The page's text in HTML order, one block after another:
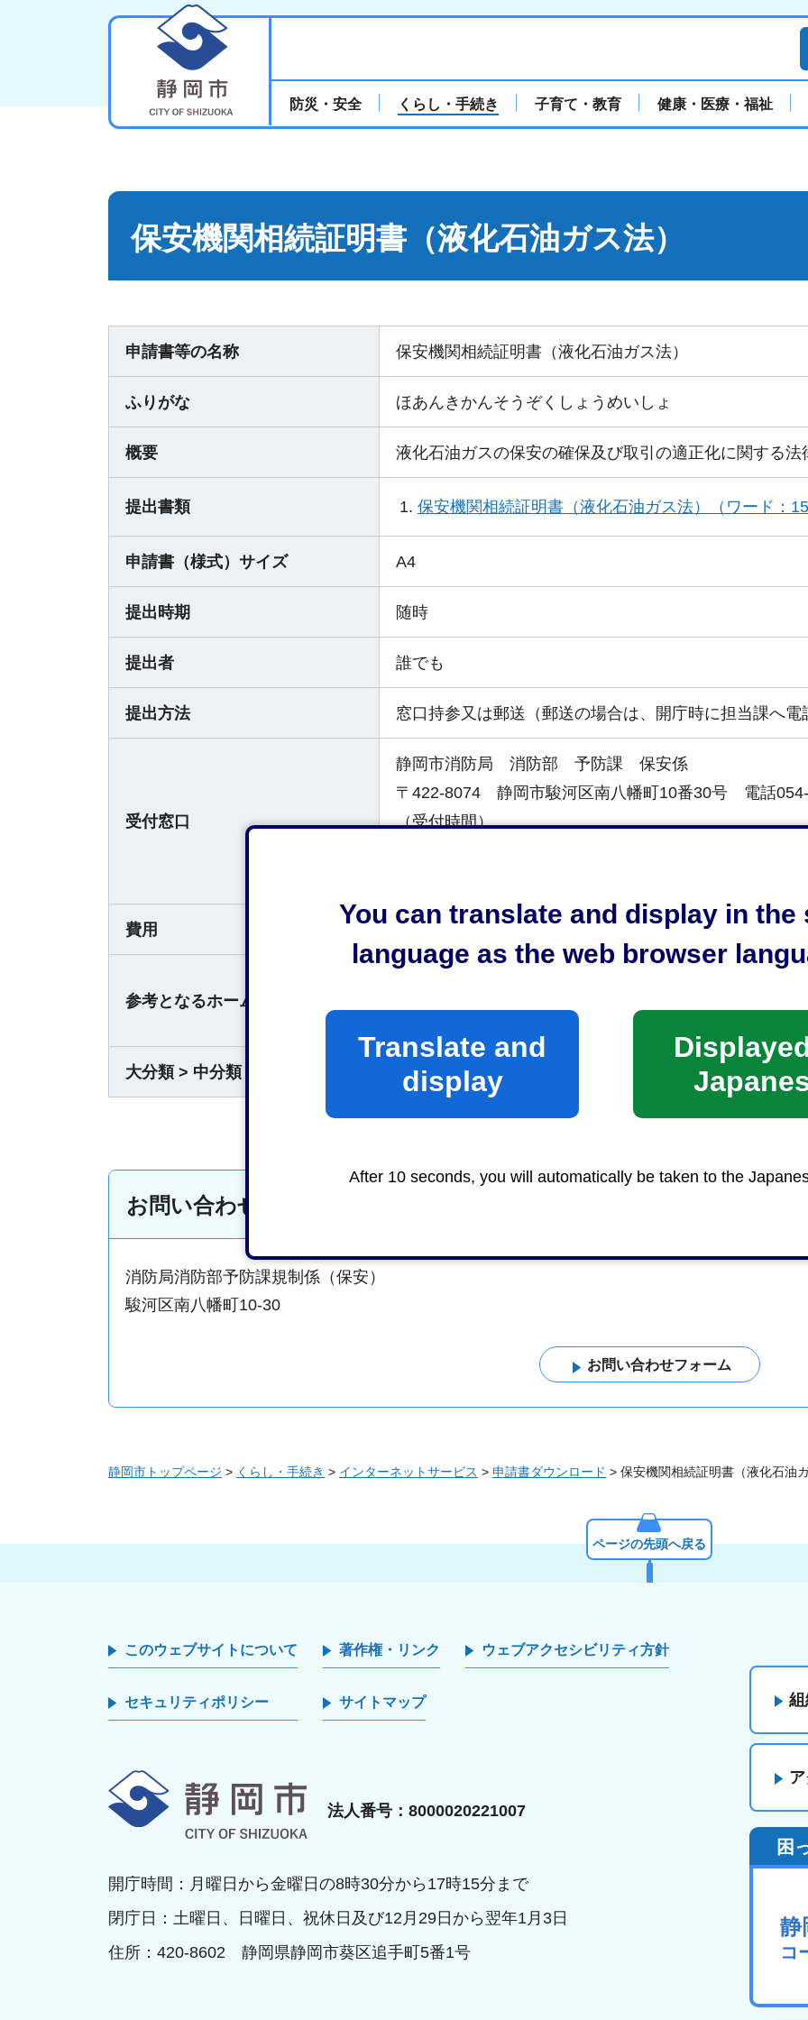
You can translate and display in the
language as the web browser
Translate and
display
After 10 seconds, you will automatically be taken to the
防災・安全 くらし・手続き 子育て・教育 健康・医療・福祉
保安機関相続証明書（液化石油ガス法）
申請書等の名称 保安機関相続証明書（液化石油ガス法）
ふりがな ほあんきかんそうぞくしょうめいしょ
概要 液化石油ガスの保安の確保及び取引の適正化に関する
提出書類 保安機関相続証明書（液化石油ガス法）（ワード：
申請書（様式）サイズ A4
提出時期 随時
提出者 誰でも
提出方法 窓口持参又は郵送（郵送の場合は、開庁時に担当課へ電
受付窓口
静岡市消防局 消防部 予防課 保安係
〒422-8074 静岡市駿河区南⼋幡町10番30号 電話
（受付時間）
費用 内容によって⼿数料が係る場合があります。
参考となるホームページ
静岡県危機管理部消防保安課(外部サイトへリンク)
大分類 > 中分類 消防・防災＞
お問い合わせ
消防局消防部予防課規制係（保安）
駿河区南八幡町10-30
静岡市トップページ > くらし・手続き > インターネットサービス > 申請書ダウンロード > 保安機関相続証明書（液化石油
ページの先頭へ戻る
このウェブサイトについて 著作権・リンク ウェブアクセシビリティ方針
セキュリティポリシー サイトマップ
法人番号：8000020221007
開庁時間：月曜日から金曜日の8時30分から17時15分まで
閉庁日：土曜日、日曜日、祝休日及び12月29日から翌年1月3日
住所：420-8602 静岡県静岡市葵区追手町5番1号
困
静
コ